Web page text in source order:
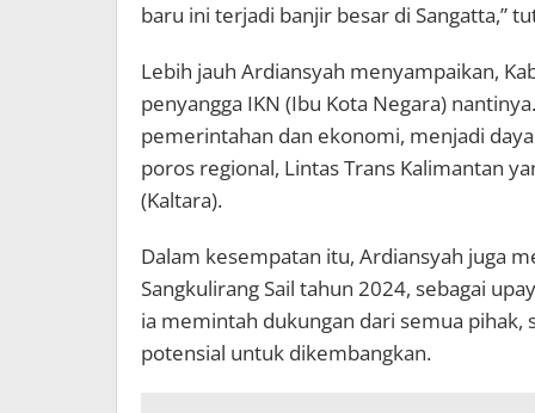
baru ini terjadi banjir besar di Sangatta,”
Lebih jauh Ardiansyah menyampaikan,
penyangga IKN (Ibu Kota Negara)
pemerintahan dan ekonomi, menjadi
poros regional, Lintas Trans Kalimantan
(Kaltara).
Dalam kesempatan itu, Ardiansyah juga
Sangkulirang Sail tahun 2024, sebagai
ia memintah dukungan dari semua pihak,
potensial untuk dikembangkan.